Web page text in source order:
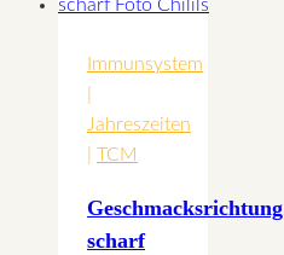
Immunsystem
Jahreszeiten
TCM
Geschmacksrichtung
scharf